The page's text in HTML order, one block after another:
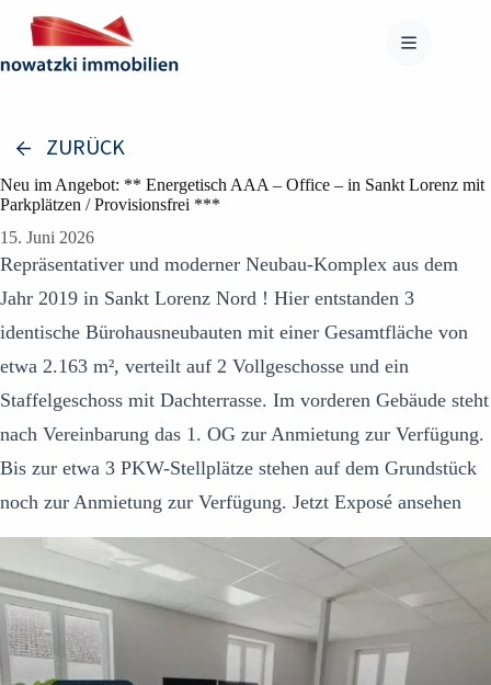
Inhalt
springen
ZURÜCK
Neu im Angebot: ** Energetisch AAA – Office – in Sankt Lorenz mit
Parkplätzen / Provisionsfrei ***
15. Juni 2026
Repräsentativer und moderner Neubau-Komplex aus dem
Jahr 2019 in Sankt Lorenz Nord ! Hier entstanden 3
identische Bürohausneubauten mit einer Gesamtfläche von
etwa 2.163 m², verteilt auf 2 Vollgeschosse und ein
Staffelgeschoss mit Dachterrasse. Im vorderen Gebäude steht
nach Vereinbarung das 1. OG zur Anmietung zur Verfügung.
Bis zur etwa 3 PKW-Stellplätze stehen auf dem Grundstück
noch zur Anmietung zur Verfügung. Jetzt Exposé ansehen